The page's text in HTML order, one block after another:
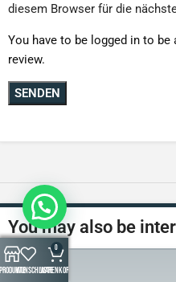
diesem Browser für die
You have to be logged in to
review.
You may also be
Wunschliste
0
Warenkorb